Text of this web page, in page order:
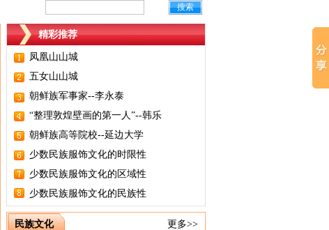
搜索
精彩推荐
凤凰山山城
五女山山城
朝鲜族军事家--李永泰
“整理敦煌壁画的第一人”--韩乐
朝鲜族高等院校--延边大学
少数民族服饰文化的时限性
少数民族服饰文化的区域性
少数民族服饰文化的民族性
更多>>
民族文化